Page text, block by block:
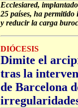
Ecclesiared,
25 países, ha
y reducir la carga
DIÓCESIS
Dimite el
tras la
de Barcelona